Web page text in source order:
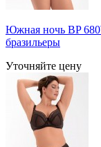
Южная ночь BP
бразильеры
Уточняйте цену